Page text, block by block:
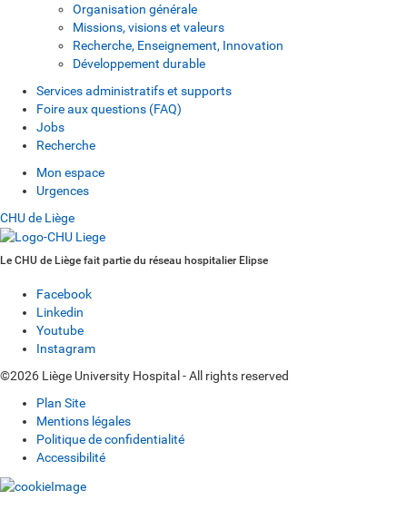
Organisation générale
Missions, visions et valeurs
Recherche, Enseignement, Innovation
Développement durable
Services administratifs et supports
Foire aux questions (FAQ)
Jobs
Recherche
Mon espace
Urgences
CHU de Liège
Le CHU de Liège fait partie du réseau hospitalier Elipse
Facebook
Linkedin
Youtube
Instagram
©2026 Liège University Hospital - All rights reserved
Plan Site
Mentions légales
Politique de confidentialité
Accessibilité